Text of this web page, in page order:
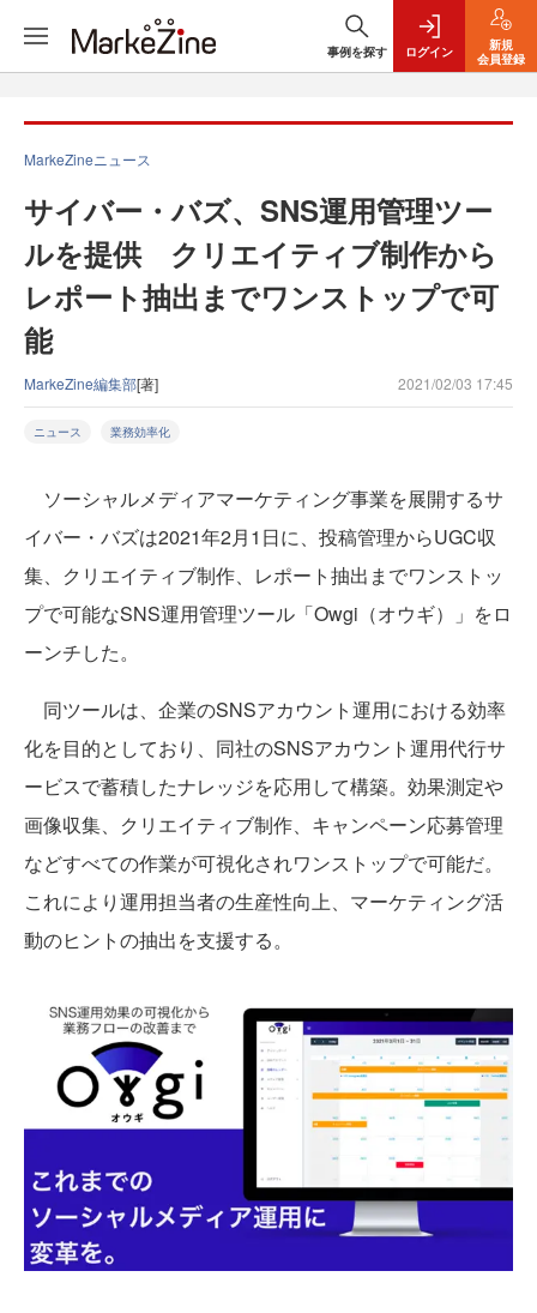
事例を探す ログイン
新規
会員登録
MarkeZineニュース
サイバー・バズ、SNS運用管理ツー
ルを提供 クリエイティブ制作から
レポート抽出までワンストップで可
能
MarkeZine編集部[著] 2021/02/03 17:45
ニュース 業務効率化
ソーシャルメディアマーケティング事業を展開するサ
イバー・バズは2021年2月1日に、投稿管理からUGC収
集、クリエイティブ制作、レポート抽出までワンストッ
プで可能なSNS運用管理ツール「Owgi（オウギ）」をロ
ーンチした。
同ツールは、企業のSNSアカウント運用における効率
化を目的としており、同社のSNSアカウント運用代行サ
ービスで蓄積したナレッジを応用して構築。効果測定や
画像収集、クリエイティブ制作、キャンペーン応募管理
などすべての作業が可視化されワンストップで可能だ。
これにより運用担当者の生産性向上、マーケティング活
動のヒントの抽出を支援する。